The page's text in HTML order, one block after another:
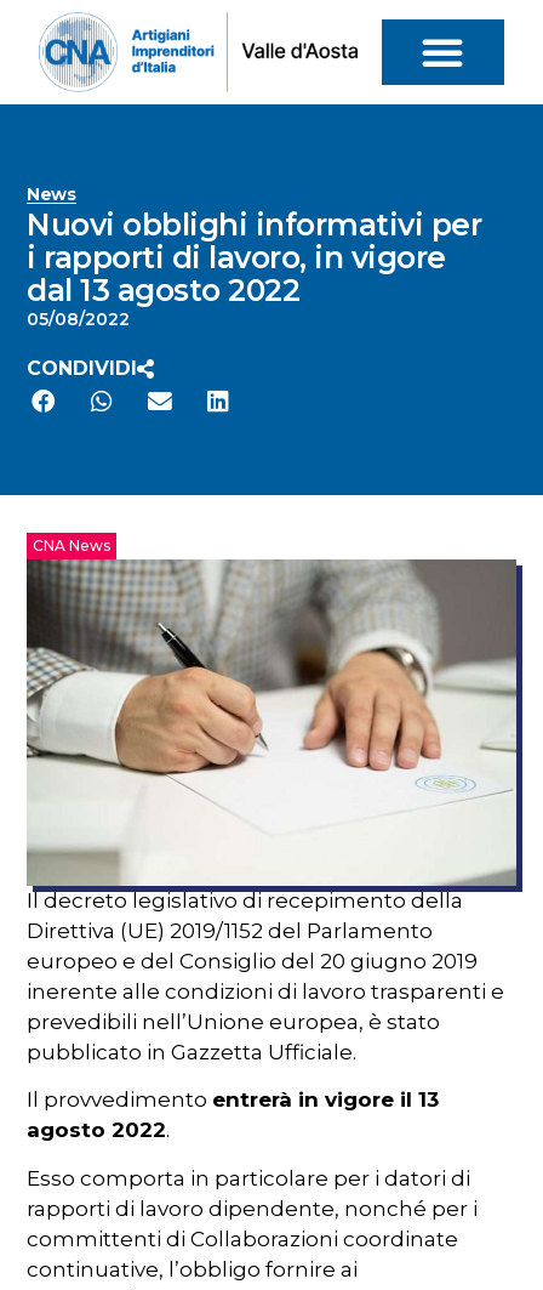
News
Nuovi obblighi informativi per
i rapporti di lavoro, in vigore
dal 13 agosto 2022
05/08/2022
CONDIVIDI
CNA News
Il decreto legislativo di recepimento della
Direttiva (UE) 2019/1152 del Parlamento
europeo e del Consiglio del 20 giugno 2019
inerente alle condizioni di lavoro trasparenti e
prevedibili nell’Unione europea, è stato
pubblicato in Gazzetta Ufficiale.
Il provvedimento entrerà in vigore il 13
agosto 2022.
Esso comporta in particolare per i datori di
rapporti di lavoro dipendente, nonché per i
committenti di Collaborazioni coordinate
continuative, l’obbligo fornire ai